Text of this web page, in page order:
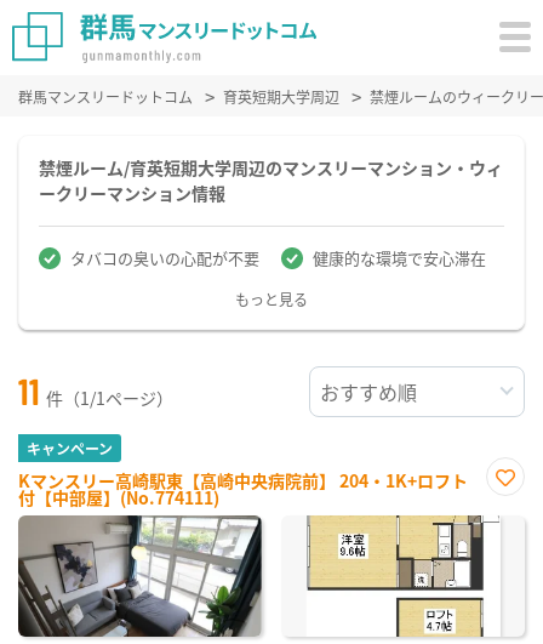
群馬マンスリードットコム 育英短期大学周辺 禁煙ルームのウィークリ
禁煙ルーム/育英短期大学周辺のマンスリーマンション・ウィ
ークリーマンション情報
タバコの臭いの心配が不要 健康的な環境で安心滞在
もっと見る
11 件（1/1ページ）
キャンペーン
Kマンスリー高崎駅東【高崎中央病院前】 204・1K+ロフト
付【中部屋】(No.774111)
に入